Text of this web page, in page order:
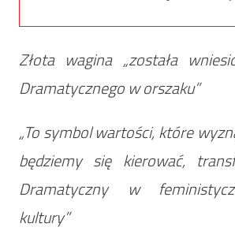
Złota wagina „została
Dramatycznego w orszaku”
„To symbol wartości, które
będziemy się kierować,
Dramatyczny w
kultury”